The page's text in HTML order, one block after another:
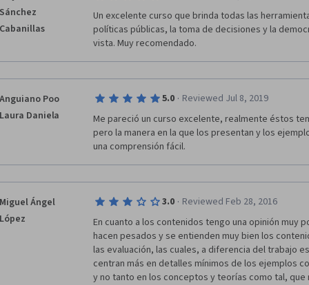
coordinación del profesor Subirats, erudito ya en la
públicas para los que ya veníamos estudianto
profesores y la coordinación de Jaume Blasco,
evidentemente bien.
Sánchez
Cabanillas
Un excelente curso que brinda todas las
políticas públicas, la toma de decisiones y la
vista. Muy recomendado.
Anguiano Poo
Laura Daniela
5.0 · Reviewed Jul 8, 2019
Me pareció un curso excelente, realmente éstos
pero la manera en la que los presentan y los
una comprensión fácil.
Miguel Ángel
López
3.0 · Reviewed Feb 28, 2016
En cuanto a los contenidos tengo una opinión muy
hacen pesados y se entienden muy bien los
las evaluación, las cuales, a diferencia del trabajo
centran más en detalles mínimos de los ejemplos
y no tanto en los conceptos y teorías como tal,